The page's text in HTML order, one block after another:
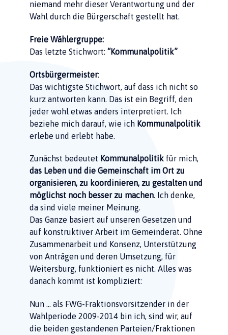
niemand mehr dieser Verantwortung und der
Wahl durch die Bürgerschaft gestellt hat.
Freie Wählergruppe:
Das letzte Stichwort: “Kommunalpolitik”
Ortsbürgermeister:
Das wichtigste Stichwort, auf dass ich nicht so
kurz antworten kann. Das ist ein Begriff, den
jeder wohl etwas anders interpretiert. Ich
beziehe mich darauf, wie ich Kommunalpolitik
erlebe und erlebt habe.
Zunächst bedeutet Kommunalpolitik für mich,
das Leben und die Gemeinschaft im Ort zu
organisieren, zu koordinieren, zu gestalten und
möglichst noch besser zu machen. Ich denke,
da sind viele meiner Meinung.
Das Ganze basiert auf unseren Gesetzen und
auf konstruktiver Arbeit im Gemeinderat. Ohne
Zusammenarbeit und Konsenz, Unterstützung
von Anträgen und deren Umsetzung, für
Weitersburg, funktioniert es nicht. Alles was
danach kommt ist kompliziert:
Nun … als FWG-Fraktionsvorsitzender in der
Wahlperiode 2009-2014 bin ich, sind wir, auf
die beiden gestandenen Parteien/Fraktionen